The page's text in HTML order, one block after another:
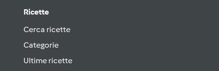
Ricette
Cerca ricette
Categorie
Ultime ricette